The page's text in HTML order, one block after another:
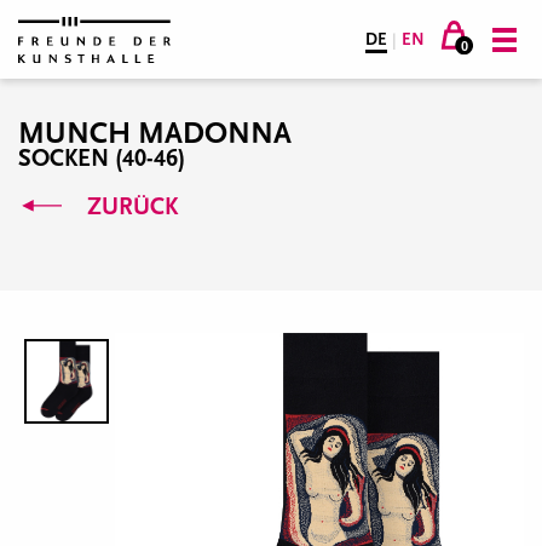
DE | EN 0
MUNCH MADONNA
SOCKEN (40-46)
ZURÜCK